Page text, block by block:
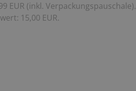
EUR (inkl. Verpackungspauschale).
15,00 EUR.